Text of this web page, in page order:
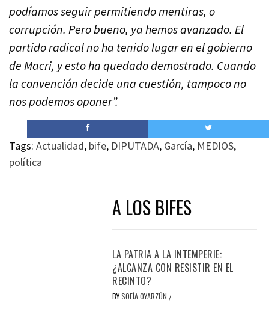
podíamos seguir permitiendo mentiras, o
corrupción. Pero bueno, ya hemos avanzado. El
partido radical no ha tenido lugar en el gobierno
de Macri, y esto ha quedado demostrado. Cuando
la convención decide una cuestión, tampoco no
nos podemos oponer”.
Tags: Actualidad, bife, DIPUTADA, García, MEDIOS,
política
A LOS BIFES
LA PATRIA A LA INTEMPERIE:
¿ALCANZA CON RESISTIR EN EL
RECINTO?
BYSOFÍA OYARZÚN /